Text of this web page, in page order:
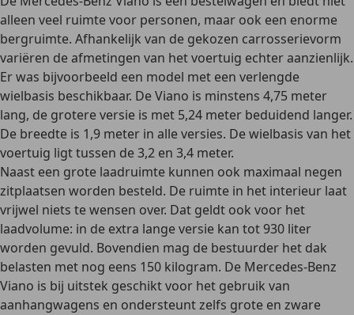
alleen veel ruimtevoor personen, maar ook een enorme
bergruimte. Afhankelijk van de gekozen carrosserievorm
variëren de afmetingen van het voertuig echter aanzienlijk.
Er was bijvoorbeeld een model met een verlengde
wielbasis beschikbaar. De Viano is minstens 4,75 meter
lang, de grotere versie is met 5,24 meter beduidend langer.
De breedte is 1,9 meter in alle versies. De wielbasis van het
voertuig ligt tussen de 3,2 en 3,4 meter.
Naast een grote laadruimte kunnen ook maximaal negen
zitplaatsen worden besteld. De ruimte in het interieur laat
vrijwel niets te wensen over. Dat geldt ook voor het
laadvolume: in de extra lange versie kan tot 930 liter
worden gevuld. Bovendien mag de bestuurder het dak
belasten met nog eens 150 kilogram. De Mercedes-Benz
Viano is bij uitstek geschikt voor het gebruik van
aanhangwagens en ondersteunt zelfs grote en zware